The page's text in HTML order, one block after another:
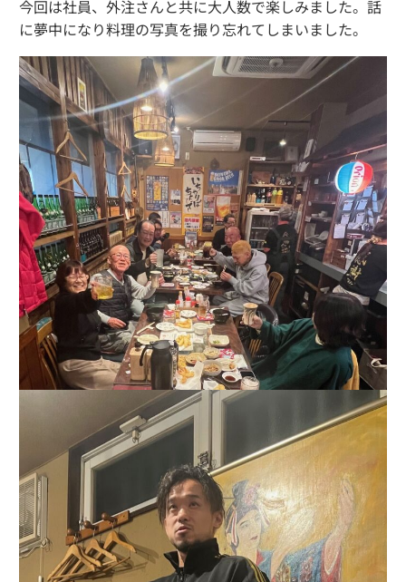
今回は社員、外注さんと共に大人数で楽しみました。話
に夢中になり料理の写真を撮り忘れてしまいました。